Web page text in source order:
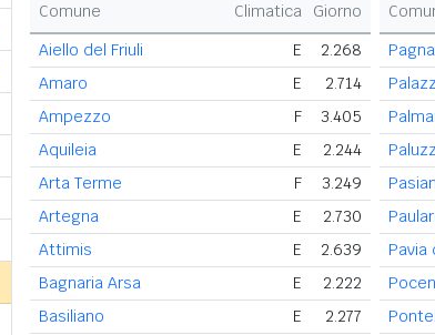
Comune
Climatica
Giorno
Aiello del Friuli
E
2.268
Amaro
E
2.714
Ampezzo
F
3.405
Aquileia
E
2.244
Arta Terme
F
3.249
Artegna
E
2.730
Attimis
E
2.639
Bagnaria Arsa
E
2.222
Basiliano
E
2.277
Pavia